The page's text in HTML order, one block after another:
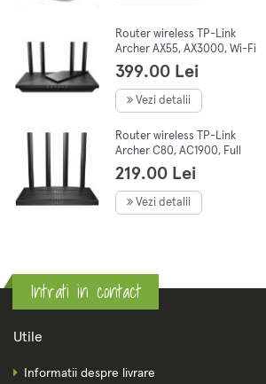
Router wireless TP-Link
Archer AX55, AX3000, Wi-Fi
6, Dual-Band Gigabit, 4
antene Wi-Fi
399.00 Lei
Vezi detalii
Router wireless TP-Link
Archer C80, AC1900, Full
Gigabit, Dual Band, MU-MIMO,
Wi-Fi Wave2
219.00 Lei
Vezi detalii
Intrati in contact
Utile
Informatii despre livrare